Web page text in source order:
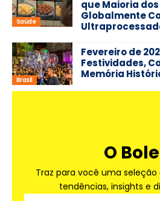
Saúde
que Maioria
Globalmente
Brasil
Fevereiro de
Festividades,
Memória
O
Traz para você uma
tendências, insights e